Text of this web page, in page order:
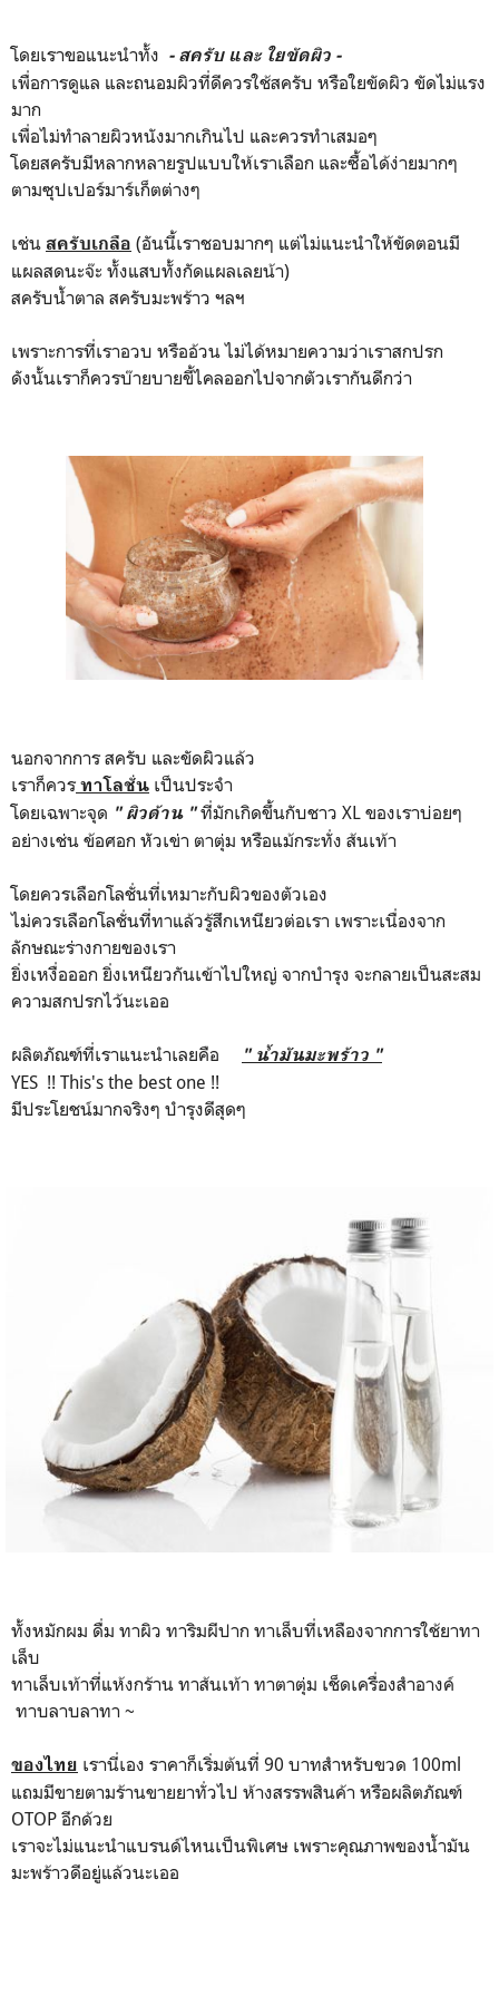
โดยเราขอแนะนำทั้ง - สครับ และ ใยขัดผิว -
เพื่อการดูแล และถนอมผิวที่ดีควรใช้สครับ หรือใยขัดผิว ขัดไม่แรง
มาก
เพื่อไม่ทำลายผิวหนังมากเกินไป และควรทำเสมอๆ
โดยสครับมีหลากหลายรูปแบบให้เราเลือก และซื้อได้ง่ายมากๆ
ตามซุปเปอร์มาร์เก็ตต่างๆ
เช่น สครับเกลือ (อันนี้เราชอบมากๆ แต่ไม่แนะนำให้ขัดตอนมี
แผลสดนะจ๊ะ ทั้งแสบทั้งกัดแผลเลยน้า)
สครับน้ำตาล สครับมะพร้าว ฯลฯ
เพราะการที่เราอวบ หรืออ้วน ไม่ได้หมายความว่าเราสกปรก
ดังนั้นเราก็ควรบ๊ายบายขี้ไคลออกไปจากตัวเรากันดีกว่า
นอกจากการ สครับ และขัดผิวแล้ว
เราก็ควร ทาโลชั่น เป็นประจำ
โดยเฉพาะจุด " ผิวด้าน "ที่มักเกิดขึ้นกับชาว XL ของเราบ่อยๆ
อย่างเช่น ข้อศอก หัวเข่า ตาตุ่ม หรือแม้กระทั่ง ส้นเท้า
โดยควรเลือกโลชั่นที่เหมาะกับผิวของตัวเอง
ไม่ควรเลือกโลชั่นที่ทาแล้วรู้สึกเหนียวต่อเรา เพราะเนื่องจาก
ลักษณะร่างกายของเรา
ยิ่งเหงื่อออก ยิ่งเหนียวกันเข้าไปใหญ่ จากบำรุง จะกลายเป็นสะสม
ความสกปรกไว้นะเออ
ผลิตภัณฑ์ที่เราแนะนำเลยคือ " น้ำมันมะพร้าว "
YES !! This's the best one !!
มีประโยชน์มากจริงๆ บำรุงดีสุดๆ
ทั้งหมักผม ดื่ม ทาผิว ทาริมผีปาก ทาเล็บที่เหลืองจากการใช้ยาทา
เล็บ
ทาเล็บเท้าที่แห้งกร้าน ทาส้นเท้า ทาตาตุ่ม เช็ดเครื่องสำอางค์
ทาบลาบลาทา ~
ของไทย เรานี่เอง ราคาก็เริ่มต้นที่ 90 บาทสำหรับขวด 100ml
แถมมีขายตามร้านขายยาทั่วไป ห้างสรรพสินค้า หรือผลิตภัณฑ์
OTOP อีกด้วย
เราจะไม่แนะนำแบรนด์ไหนเป็นพิเศษ เพราะคุณภาพของน้ำมัน
มะพร้าวดีอยู่แล้วนะเออ